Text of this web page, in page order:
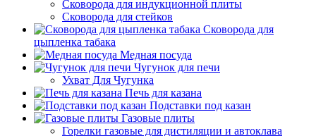
Сковорода для индукционной плиты
Сковорода для стейков
Сковорода для
цыпленка табака
Медная посуда
Чугунок для печи
Ухват Для Чугунка
Печь для казана
Подставки под казан
Газовые плиты
Горелки газовые для дистиляции и автоклава